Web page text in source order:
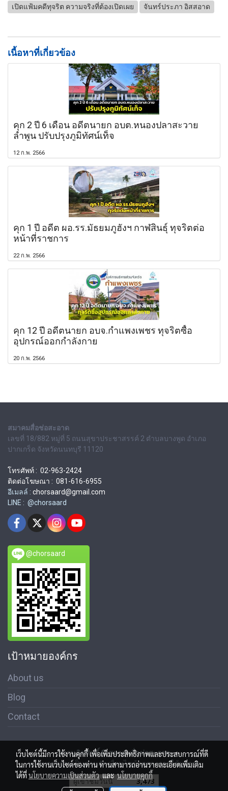
เปิดแฟ้มคดีทุจริต ความจริงที่ต้องเปิดเผย จันทร์ประภา อิสสอาด
เนื้อหาที่เกี่ยวข้อง
คุก 2 ปี 6 เดือน อดีตนายก อบต.หนองปลาสะวาย
ลำพูน ปรับปรุงภูมิทัศน์เท็จ
12 ก.พ. 2566
คุก 1 ปี อดีต ผอ.รร.มัธยมภูฮังฯ กาฬสินธุ์ ทุจริตต่อ
หน้าที่ราชการ
22 ก.พ. 2566
คุก 12 ปี อดีตนายก อบจ.กำแพงเพชร ทุจริตซื้อ
อุปกรณ์ออกกำลังกาย
20 ก.พ. 2566
สมาคมสื่อช่อสะอาด
เลขที่ 18/882 หมู่ที่ 5 ถนนสุขาประชาสรรค์ 2 ตำบลบางพูด อำเภอ
ปากเกร็ด จังหวัดนนทบุรี 11120
โทรศัพท์ : 02-963-2424
ติดต่อโฆษณา : 081-616-6955
อีเมลล์ : chorsaard@gmail.com
LINE : @chorsaard
@chorsaard
เป้าหมายองค์กร
About us
Blog
Contact
สงวนลิขสิทธิ์ © สมาคมสื่อช่อสะอาด
นโนบายความเป็นส่วนตัว เงื่อนไขข้อตกลงการใช้บริการ
ผู้เข้าชมวันนี้ 3,473
เว็บไซต์นี้มีการใช้งานคุกกี้ เพื่อเพิ่มประสิทธิภาพและประสบการณ์ที่ดี
ในการใช้งานเว็บไซต์ของท่าน ท่านสามารถอ่านรายละเอียดเพิ่มเติม
ได้ที่นโยบายความเป็นส่วนตัวและนโยบายคุกกี้